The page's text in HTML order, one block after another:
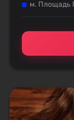
м. Площадь